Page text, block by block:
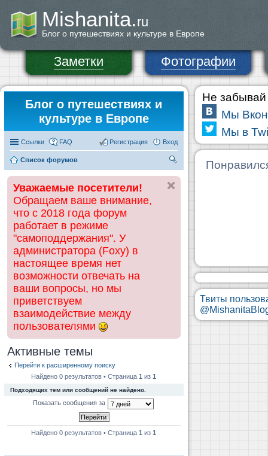
Mishanita.ru
Блог о путешествиях и культуре в Европе
Заметки Фотографии
Блог о путешествиях и
культуре в Европе
Ссылки FAQ Вход
Регистрация
Список форумов
ск
Уважаемые посетители!
Обращаем ваше внимание,
что с 2018 года форум
работает в режиме
"самоподдержания". У
администратора (Foxy) в
настоящее время нет
возможности отвечать на
ваши вопросы, но мы
приветствуем
взаимодействие между
пользователями
Активные темы
Перейти к расширенному поиску
Найдено 0 результатов • Страница1 из1
Подходящих тем или сообщений не найдено.
Показать сообщения за
Найдено 0 результатов • Страница1 из1
Не забывай
Мы
Мы в
Твиты